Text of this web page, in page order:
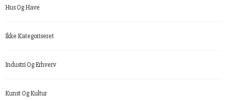
Hus Og Have
Ikke Kategoriseret
Industri Og Erhverv
Kunst Og Kultur